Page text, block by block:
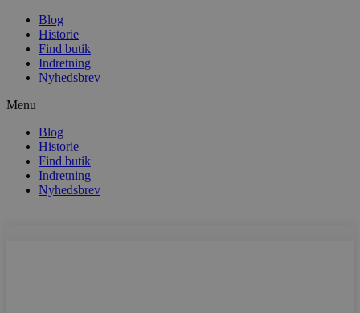
Blog
Historie
Find butik
Indretning
Nyhedsbrev
Menu
Blog
Historie
Find butik
Indretning
Nyhedsbrev